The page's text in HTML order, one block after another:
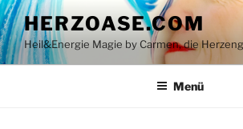
Zum
Inhalt
springen
HERZOASE.COM
Heil&Energie Magie by Carmen, die
Menü